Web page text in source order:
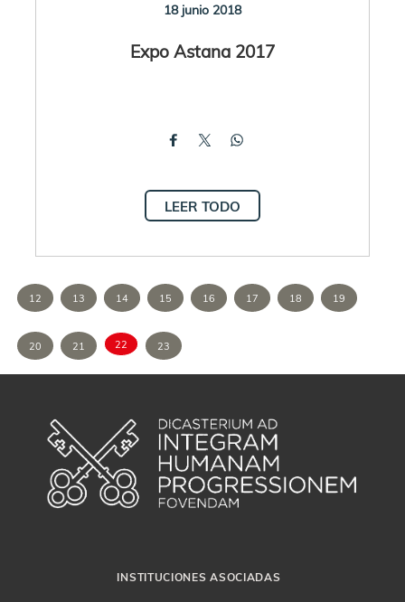
18 junio 2018
Expo Astana 2017
LEER TODO
12 13 14 15 16 17 18 19
20 21 22 23
INSTITUCIONES ASOCIADAS